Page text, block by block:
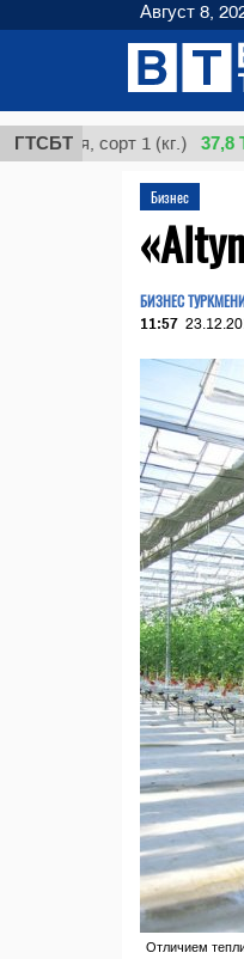
ГТСБТ
сорт 1 (кг.) 37,8 ТМТ
Бизнес
БИЗНЕС
11:57
Отличием
Август 8,